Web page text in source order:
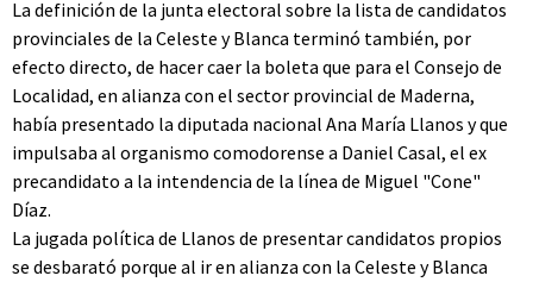
La definición de la junta electoral sobre la lista de candidatos
provinciales de la Celeste y Blanca terminó también, por
efecto directo, de hacer caer la boleta que para el Consejo de
Localidad, en alianza con el sector provincial de Maderna,
había presentado la diputada nacional Ana María Llanos y que
impulsaba al organismo comodorense a Daniel Casal, el ex
precandidato a la intendencia de la línea de Miguel "Cone"
Díaz.
La jugada política de Llanos de presentar candidatos propios
se desbarató porque al ir en alianza con la Celeste y Blanca